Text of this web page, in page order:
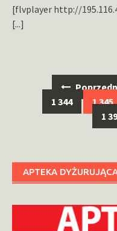
[flvplayer http://
[...]
Nawigacja
wpisach
1 344
1 345
1
APTEKA